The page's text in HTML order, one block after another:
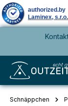
springen
Schnäppchen